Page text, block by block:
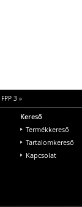
FPP 3 »
Kereső
Termékkereső
Tartalomkereső
Kapcsolat